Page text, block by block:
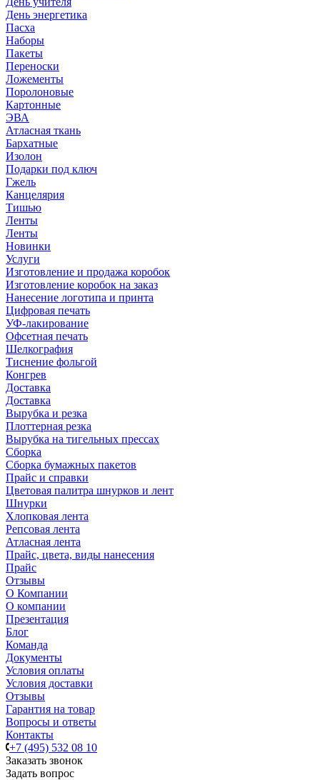
День энергетика
Пасха
Наборы
Пакеты
Переноски
Ложементы
Поролоновые
Картонные
ЭВА
Атласная ткань
Бархатные
Изолон
Подарки под ключ
Гжель
Канцелярия
Тишью
Ленты
Ленты
Новинки
Услуги
Изготовление и продажа коробок
Изготовление коробок на заказ
Нанесение логотипа и принта
Цифровая печать
УФ-лакирование
Офсетная печать
Шелкография
Тиснение фольгой
Конгрев
Доставка
Доставка
Вырубка и резка
Плоттерная резка
Вырубка на тигельных прессах
Сборка
Сборка бумажных пакетов
Прайс и справки
Цветовая палитра шнурков и лент
Шнурки
Хлопковая лента
Репсовая лента
Атласная лента
Прайс, цвета, виды нанесения
Прайс
Отзывы
О Компании
О компании
Презентация
Блог
Команда
Документы
Условия оплаты
Условия доставки
Отзывы
Гарантия на товар
Вопросы и ответы
Контакты
+7 (495) 532 08 10
Заказать звонок
Задать вопрос